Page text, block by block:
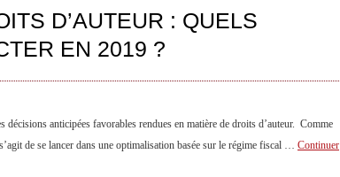
D’AUTEUR : QUELS
EN 2019 ?
décisions anticipées favorables rendues en matière de droits d’auteur. Comme
de se lancer dans une optimalisation basée sur le régime fiscal … Continuer